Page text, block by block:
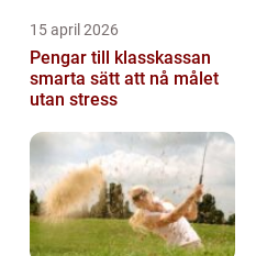
15 april 2026
Pengar till klasskassan
smarta sätt att nå målet
utan stress